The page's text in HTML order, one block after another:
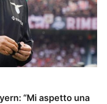
“Mi aspetto una